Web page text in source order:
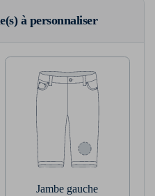
à personnaliser
Jambe gauche